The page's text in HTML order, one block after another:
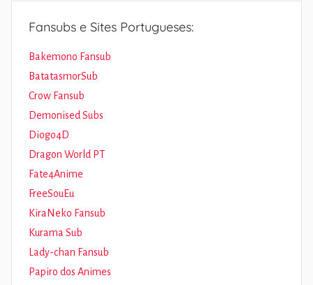
Fansubs e Sites Portugueses:
Bakemono Fansub
BatatasmorSub
Crow Fansub
Demonised Subs
Diogo4D
Dragon World PT
Fate4Anime
FreeSouEu
KiraNeko Fansub
Kurama Sub
Lady-chan Fansub
Papiro dos Animes